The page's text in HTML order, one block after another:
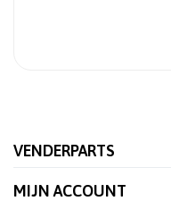
VENDERPARTS
MIJN ACCOUNT